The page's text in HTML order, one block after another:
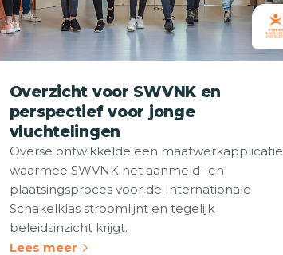
Overzicht voor SWVNK en
perspectief voor jonge
vluchtelingen
Overse ontwikkelde een maatwerkapplicatie
waarmee SWVNK het aanmeld- en
plaatsingsproces voor de Internationale
Schakelklas stroomlijnt en tegelijk
beleidsinzicht krijgt.
Lees meer